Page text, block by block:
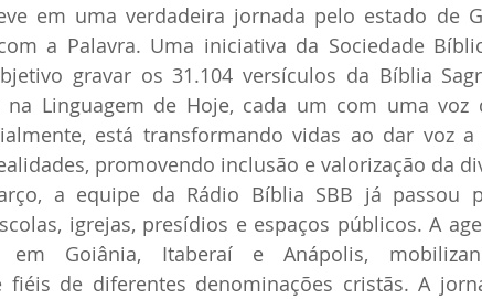
em uma verdadeira jornada pelo estado de
a Palavra. Uma iniciativa da Sociedade
gravar os 31.104 versículos da Bíblia
na Linguagem de Hoje, cada um com uma voz
está transformando vidas ao dar voz a
promovendo inclusão e valorização da
a equipe da Rádio Bíblia SBB já passou
igrejas, presídios e espaços públicos. A
em Goiânia, Itaberaí e Anápolis,
fiéis de diferentes denominações cristãs. A